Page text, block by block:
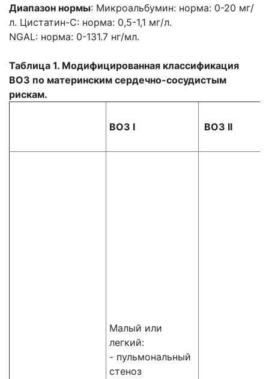
Диапазон нормы: Микроальбумин: норма: 0-20 мг/
л. Цистатин-С: норма: 0,5-1,1 мг/л.
NGAL: норма: 0-131.7 нг/мл.
Таблица 1. Модифицированная классификация
ВОЗ по материнским сердечно-сосудистым
рискам.
ВОЗ I ВОЗ II
Малый или
легкий:
- пульмональный
стеноз